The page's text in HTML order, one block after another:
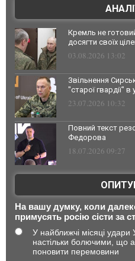
Кремль не
досягти своїх
03.08.2026 13:02
Звільнення
"старої гвардії" в
23.07.2026 10:32
Повний текст
Федорова
18.07.2026 09:27
На вашу думку, коли
примусять росію сісти за
У найближчі місяці удари
настільки болючими, що
поновити перемовини